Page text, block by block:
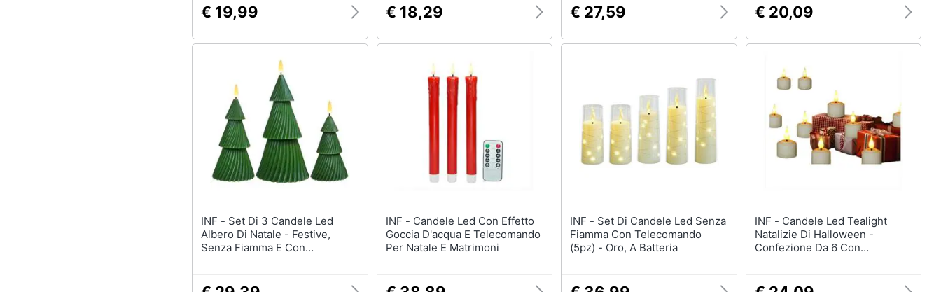
€ 19,99 € 18,29 € 27,59 € 20,09
INF - Set Di 3 Candele Led
Albero Di Natale - Festive,
Senza Fiamma E Con
INF - Candele Led Con Effetto
Goccia D'acqua E Telecomando
Per Natale E Matrimoni
INF - Set Di Candele Led Senza
Fiamma Con Telecomando
(5pz) - Oro, A Batteria
INF - Candele Led Tealight
Natalizie Di Halloween -
Confezione Da 6 Con